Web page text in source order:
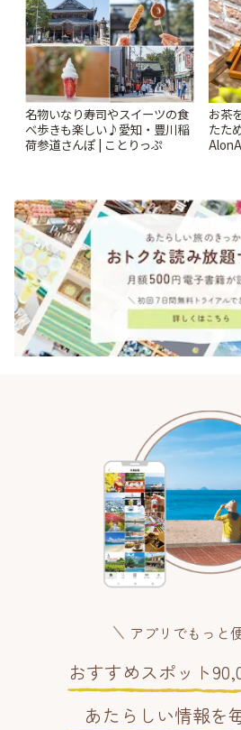
名物いなり寿司やスイーツの食
べ歩きも楽しい♪愛知・豊川稲
荷参道さんぽ | ことりっぷ
お茶
たた
アプリでもっと
おすすめスポット
あたらしい情報を